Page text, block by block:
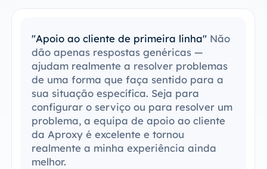
"Fácil de integrar com as minhas
ferramentas"Consegui integrar o
ProxySale na minha configuração atual
com facilidade. O processo de
configuração foi simples e intuitivo, e
consegui que tudo funcionasse sem
problemas. A compatibilidade do
ProxySale com as ferramentas que já
utilizo torna-o incrivelmente prático e
eficiente. É a solução de proxy perfeita